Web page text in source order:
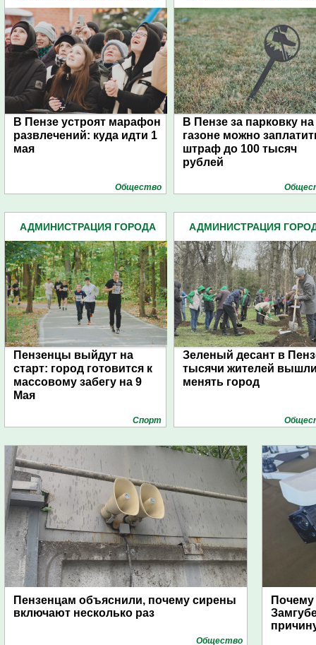
В Пензе устроят марафон
развлечений: куда идти 1
мая
Общество
В Пензе за парковку на
газоне можно
штраф до 100 тысяч
рублей
АДМИНИСТРАЦИЯ ГОРОДА
Пензенцы выйдут на
старт: город готовится к
массовому забегу на 9
Мая
Спорт
АДМИНИСТРАЦИЯ
Зеленый десант в
тысячи жителей
менять город
Пензенцам объяснили, почему сирены
включают несколько раз
Общество